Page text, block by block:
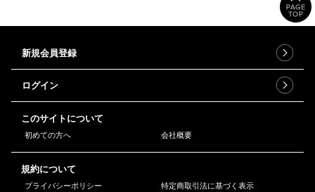
新規会員登録
ログイン
このサイトについて
初めての方へ 会社概要
規約について
プライバシーポリシー 特定商取引法に基づく表示